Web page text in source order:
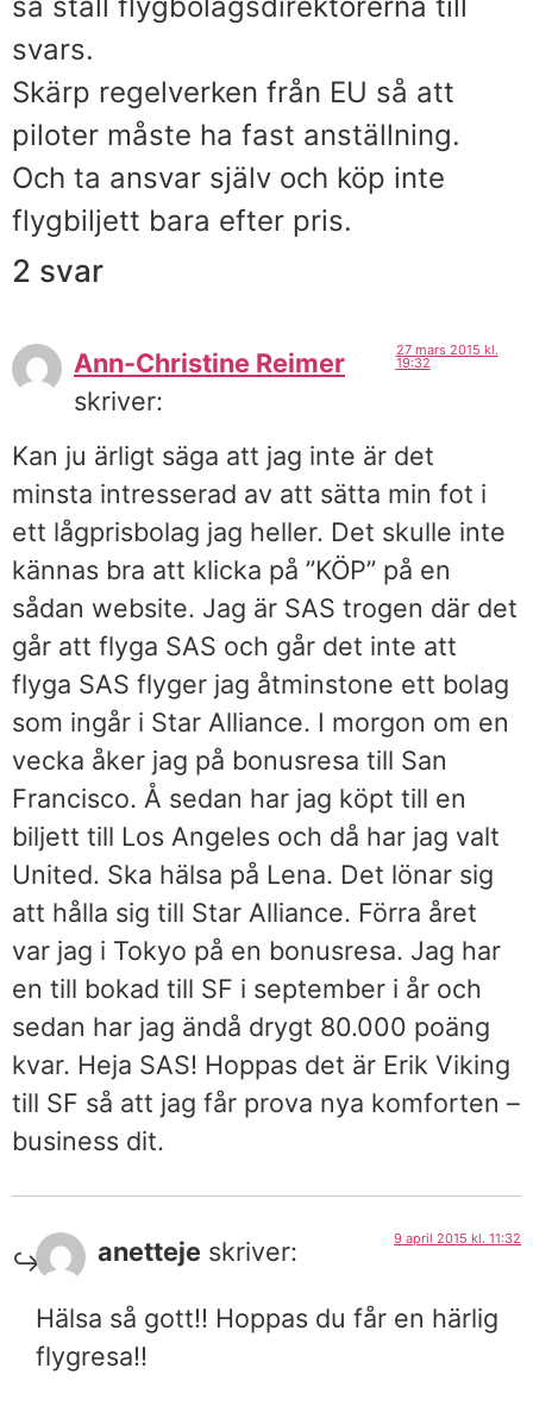
svars.
Skärp regelverken från EU så att
piloter måste ha fast anställning.
Och ta ansvar själv och köp inte
flygbiljett bara efter pris.
2 svar
Ann-Christine Reimer
skriver:
27 mars 2015 kl.
19:32
Kan ju ärligt säga att jag inte är det
minsta intresserad av att sätta min fot i
ett lågprisbolag jag heller. Det skulle inte
kännas bra att klicka på ”KÖP” på en
sådan website. Jag är SAS trogen där det
går att flyga SAS och går det inte att
flyga SAS flyger jag åtminstone ett bolag
som ingår i Star Alliance. I morgon om en
vecka åker jag på bonusresa till San
Francisco. Å sedan har jag köpt till en
biljett till Los Angeles och då har jag valt
United. Ska hälsa på Lena. Det lönar sig
att hålla sig till Star Alliance. Förra året
var jag i Tokyo på en bonusresa. Jag har
en till bokad till SF i september i år och
sedan har jag ändå drygt 80.000 poäng
kvar. Heja SAS! Hoppas det är Erik Viking
till SF så att jag får prova nya komforten –
business dit.
anetteje skriver: 9 april 2015 kl. 11:32
Hälsa så gott!! Hoppas du får en härlig
flygresa!!